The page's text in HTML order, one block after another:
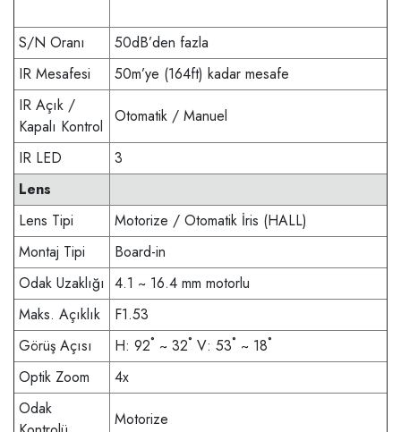
S/N Oranı
50dB’den fazla
IR Mesafesi
50m’ye (164ft) kadar mesafe
IR Açık /
Kapalı Kontrol
Otomatik / Manuel
IR LED
3
Lens
Lens Tipi
Motorize / Otomatik İris (HALL)
Montaj Tipi
Board-in
Odak Uzaklığı 4.1 ~ 16.4 mm motorlu
Maks. Açıklık
F1.53
Görüş Açısı
H: 92˚ ~ 32˚ V: 53˚ ~ 18˚
Optik Zoom
4x
Odak
Motorize